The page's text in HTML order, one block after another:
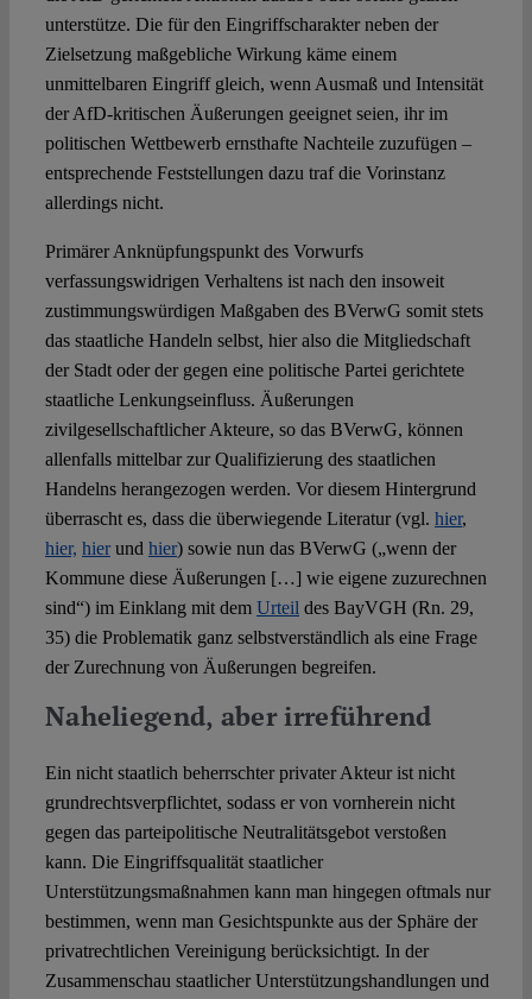
unterstütze. Die für den Eingriffscharakter neben der
Zielsetzung maßgebliche Wirkung käme einem
unmittelbaren Eingriff gleich, wenn Ausmaß und Intensität
der AfD-kritischen Äußerungen geeignet seien, ihr im
politischen Wettbewerb ernsthafte Nachteile zuzufügen –
entsprechende Feststellungen dazu traf die Vorinstanz
allerdings nicht.
Primärer Anknüpfungspunkt des Vorwurfs
verfassungswidrigen Verhaltens ist nach den insoweit
zustimmungswürdigen Maßgaben des BVerwG somit stets
das staatliche Handeln selbst, hier also die Mitgliedschaft
der Stadt oder der gegen eine politische Partei gerichtete
staatliche Lenkungseinfluss. Äußerungen
zivilgesellschaftlicher Akteure, so das BVerwG, können
allenfalls mittelbar zur Qualifizierung des staatlichen
Handelns herangezogen werden. Vor diesem Hintergrund
überrascht es, dass die überwiegende Literatur (vgl. hier,
hier, hierund hier) sowie nun das BVerwG („wenn der
Kommune diese Äußerungen […] wie eigene zuzurechnen
sind“) im Einklang mit dem Urteil des BayVGH (Rn. 29,
35) die Problematik ganz selbstverständlich als eine Frage
der Zurechnung von Äußerungen begreifen.
Naheliegend, aber irreführend
Ein nicht staatlich beherrschter privater Akteur ist nicht
grundrechtsverpflichtet, sodass er von vornherein nicht
gegen das parteipolitische Neutralitätsgebot verstoßen
kann. Die Eingriffsqualität staatlicher
Unterstützungsmaßnahmen kann man hingegen oftmals nur
bestimmen, wenn man Gesichtspunkte aus der Sphäre der
privatrechtlichen Vereinigung berücksichtigt. In der
Zusammenschau staatlicher Unterstützungshandlungen und